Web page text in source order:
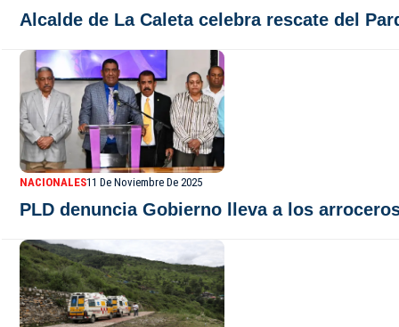
Alcalde de La Caleta celebra rescate del
NACIONALES11 De Noviembre De 2025
PLD denuncia Gobierno lleva a los